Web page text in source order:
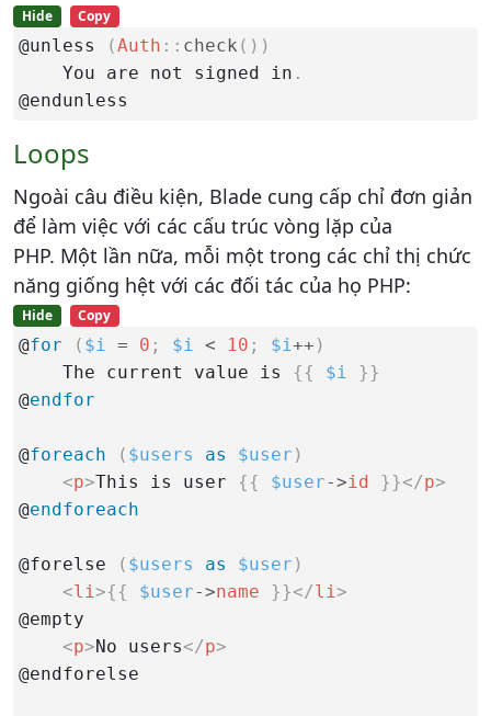
Hide Copy
@unless (Auth :: check ( ) )
    You are not signed in
.
@endunless
Loops
Ngoài câu điều kiện, Blade cung cấp chỉ đơn giản
để làm việc với các cấu trúc vòng lặp của
PHP. Một lần nữa, mỗi một trong các chỉ thị chức
năng giống hệt với các đối tác của họ PHP:
Hide Copy
@for ( $i = 0 ; $i < 10 ; $i++ )
    The current value is
{{ $i }}
@endfor
@foreach ( $users as $user )
<p>This is user {{ $user->id }}</p>
@endforeach
@forelse ( $users as $user )
<li>{{ $user->name }}</li>
@empty
<p>No users</p>
@endforelse